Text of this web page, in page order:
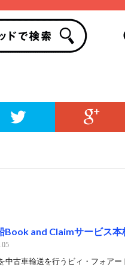
Book and Claimサービス本
中古車輸送を行うビィ・フォア